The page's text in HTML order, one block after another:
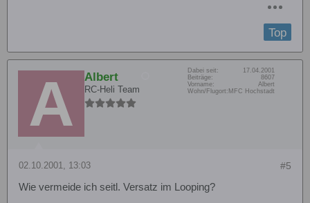
Top
Albert
RC-Heli Team
Dabei seit:
17.04.2001
Beiträge:
8607
Vorname:
Albert
Wohn/Flugort: MFC Hochstadt
#5
02.10.2001, 13:03
Wie vermeide ich seitl. Versatz im Looping?